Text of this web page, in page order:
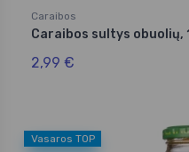
Caraibos
Caraibos sultys obuolių, 1
2,99 €
Vasaros TOP